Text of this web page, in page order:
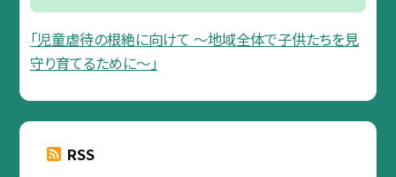
「児童虐待の根絶に向けて 〜地域全体で子供たちを見
守り育てるために〜」
RSS